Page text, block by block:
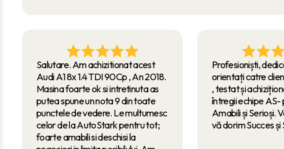
Salutare. Am achizitionat acest
Audi A1 8x 1.4 TDI 90Cp , An 2018.
Masina foarte ok si intretinuta as
putea spune un nota 9 din toate
punctele de vedere. Le multumesc
celor de la AutoStark pentru tot;
foarte amabili si deschisi la
Profesioniști,
orientați catre
, testat și
întregii echipe
Amabili și Serioși.
vă dorim Succes